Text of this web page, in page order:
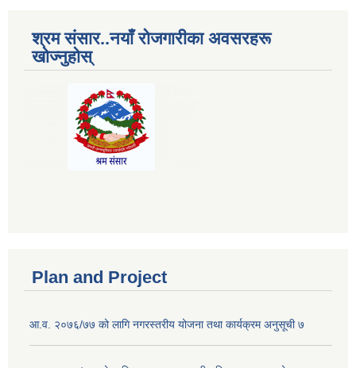
श्रम संसार..नयाँ रोजगारीका अवसरहरू
खोज्नुहोस्
Plan and Project
आ.व. २०७६/७७ को लागि नगरस्तरीय योजना तथा कार्यक्रम अनुसूची ७